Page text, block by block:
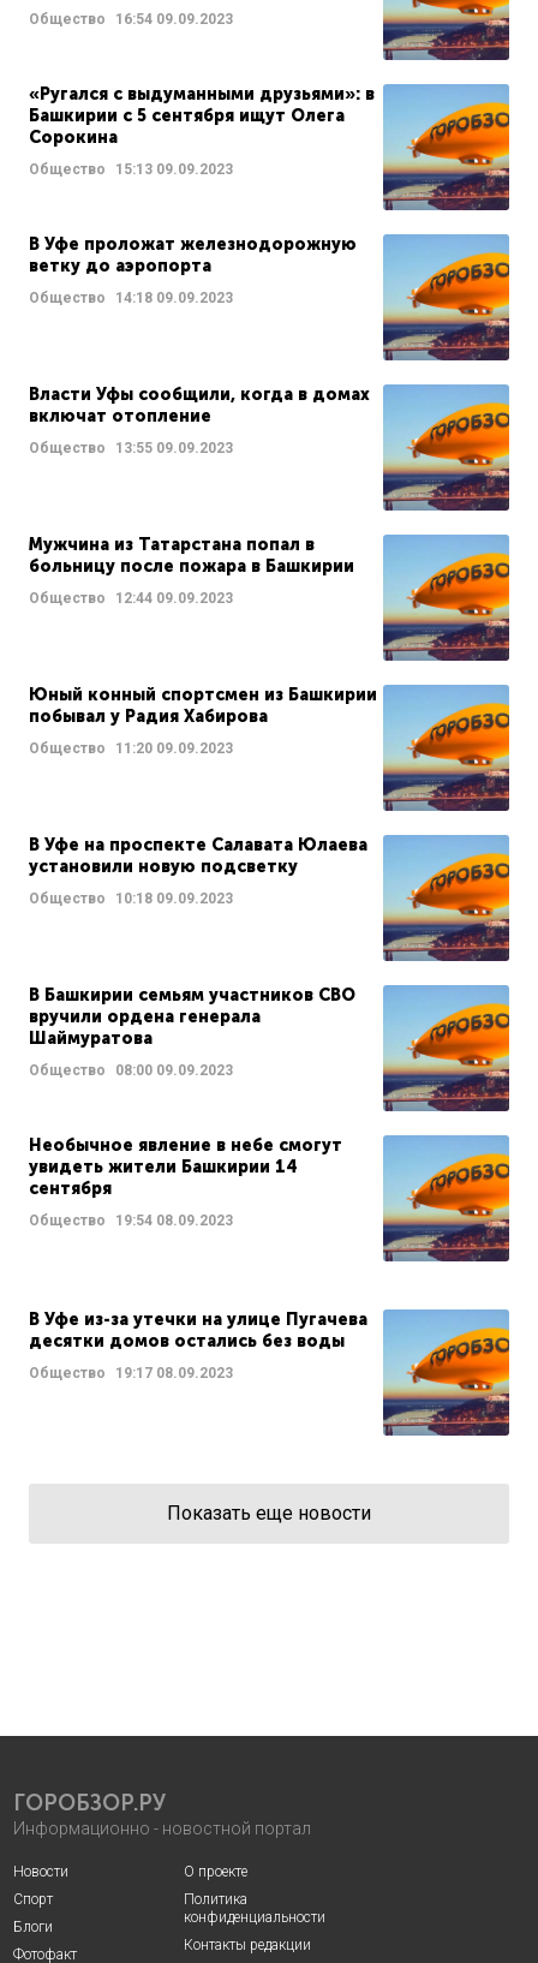
Общество 16:54 09.09.2023
«Ругался с выдуманными друзьями»: в
Башкирии с 5 сентября ищут Олега
Сорокина
Общество 15:13 09.09.2023
В Уфе проложат железнодорожную
ветку до аэропорта
Общество 14:18 09.09.2023
Власти Уфы сообщили, когда в домах
включат отопление
Общество 13:55 09.09.2023
Мужчина из Татарстана попал в
больницу после пожара в Башкирии
Общество 12:44 09.09.2023
Юный конный спортсмен из Башкирии
побывал у Радия Хабирова
Общество 11:20 09.09.2023
В Уфе на проспекте Салавата Юлаева
установили новую подсветку
Общество 10:18 09.09.2023
В Башкирии семьям участников СВО
вручили ордена генерала
Шаймуратова
Общество 08:00 09.09.2023
Необычное явление в небе смогут
увидеть жители Башкирии 14
сентября
Общество 19:54 08.09.2023
В Уфе из-за утечки на улице Пугачева
десятки домов остались без воды
Общество 19:17 08.09.2023
Показать еще новости
ГОРОБЗОР.РУ
Информационно - новостной портал
Новости
Спорт
Блоги
Фотофакт
О проекте
Политика
конфиденциальности
Контакты редакции